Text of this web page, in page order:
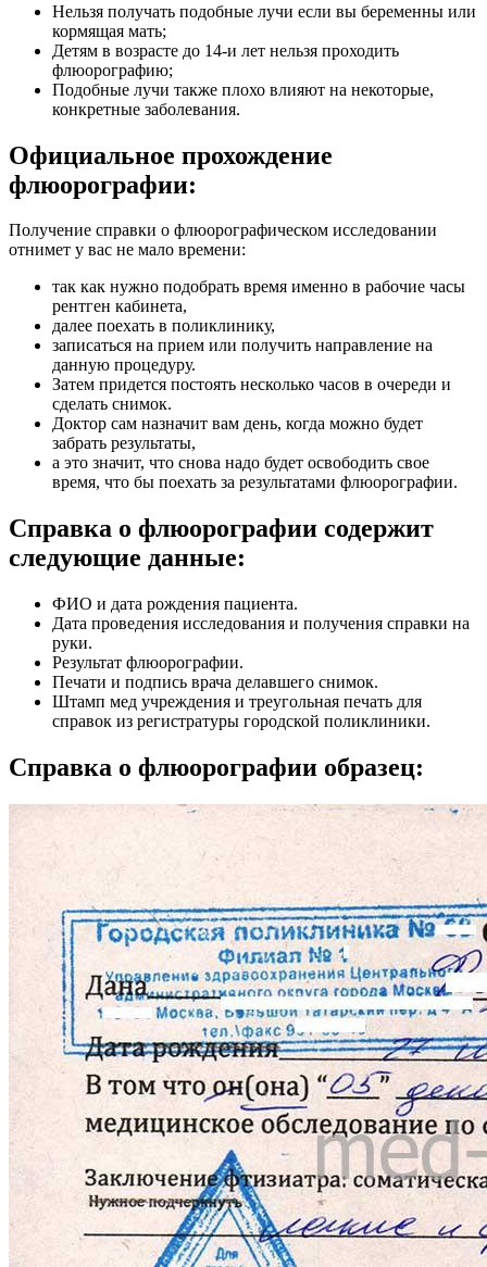
Нельзя получать подобные лучи если вы беременны или
кормящая мать;
Детям в возрасте до 14-и лет нельзя проходить
флюорографию;
Подобные лучи также плохо влияют на некоторые,
конкретные заболевания.
Официальное прохождение
флюорографии:
Получение справки о флюорографическом исследовании
отнимет у вас не мало времени:
так как нужно подобрать время именно в рабочие часы
рентген кабинета,
далее поехать в поликлинику,
записаться на прием или получить направление на
данную процедуру.
Затем придется постоять несколько часов в очереди и
сделать снимок.
Доктор сам назначит вам день, когда можно будет
забрать результаты,
а это значит, что снова надо будет освободить свое
время, что бы поехать за результатами флюорографии.
Справка о флюорографии содержит
следующие данные:
ФИО и дата рождения пациента.
Дата проведения исследования и получения справки на
руки.
Результат флюорографии.
Печати и подпись врача делавшего снимок.
Штамп мед учреждения и треугольная печать для
справок из регистратуры городской поликлиники.
Справка о флюорографии образец: